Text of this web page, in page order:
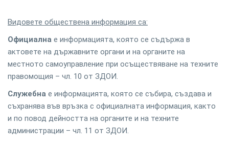
Видовете обществена информация са:
Официална е информацията, която се съдържа в
актовете на държавните органи и на органите на
местното самоуправление при осъществяване на техните
правомощия – чл. 10 от ЗДОИ.
Служебна е информацията, която се събира, създава и
съхранява във връзка с официалната информация, както
и по повод дейността на органите и на техните
администрации – чл. 11 от ЗДОИ.